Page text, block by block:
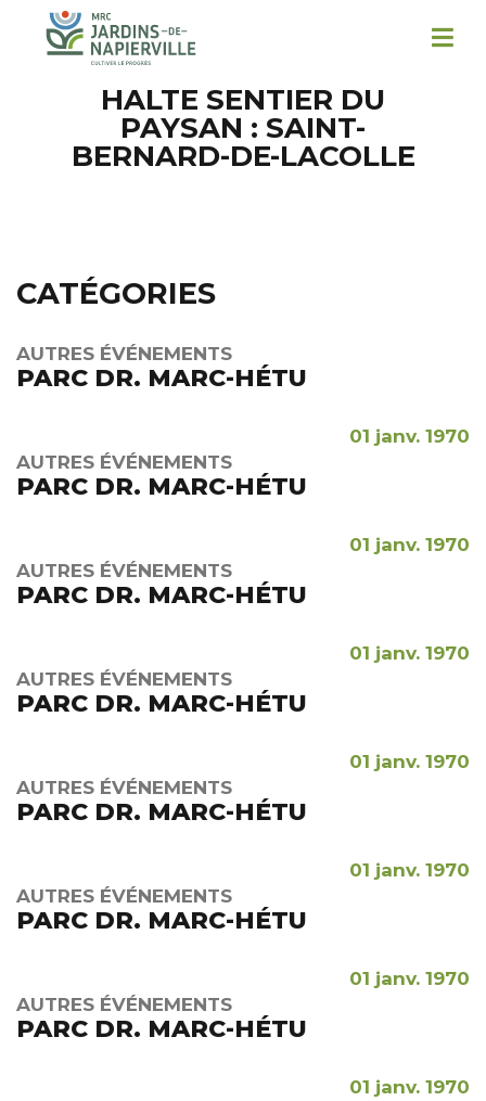
HALTE SENTIER DU
PAYSAN : SAINT-
BERNARD-DE-LACOLLE
CATÉGORIES
AUTRES ÉVÉNEMENTS
PARC DR. MARC-HÉTU
01 janv. 1970
AUTRES ÉVÉNEMENTS
PARC DR. MARC-HÉTU
01 janv. 1970
AUTRES ÉVÉNEMENTS
PARC DR. MARC-HÉTU
01 janv. 1970
AUTRES ÉVÉNEMENTS
PARC DR. MARC-HÉTU
01 janv. 1970
AUTRES ÉVÉNEMENTS
PARC DR. MARC-HÉTU
01 janv. 1970
AUTRES ÉVÉNEMENTS
PARC DR. MARC-HÉTU
01 janv. 1970
AUTRES ÉVÉNEMENTS
PARC DR. MARC-HÉTU
01 janv. 1970